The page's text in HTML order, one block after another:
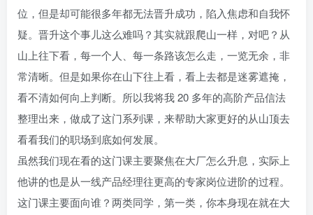
位，但是却可能很多年都无法晋升成功，陷入焦虑和自我怀
疑。晋升这个事儿这么难吗？其实就跟爬山一样，对吧？从
山上往下看，每一个人、每一条路该怎么走，一览无余，非
常清晰。但是如果你在山下往上看，看上去都是迷雾遮掩，
看不清如何向上判断。所以我将我 20 多年的高阶产品信法
整理出来，做成了这门系列课，来帮助大家更好的从山顶去
看看我们的职场到底如何发展。
虽然我们现在看的这门课主要聚焦在大厂怎么升息，实际上
他讲的也是从一线产品经理往更高的专家岗位进阶的过程。
这门课主要面向谁？两类同学，第一类，你本身现在就在大